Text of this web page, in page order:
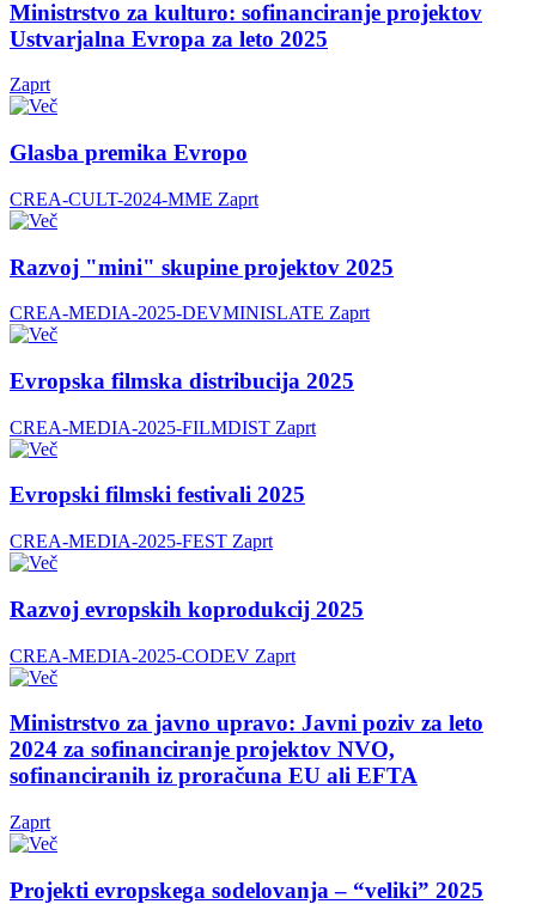
Ministrstvo za kulturo: sofinanciranje projektov
Ustvarjalna Evropa za leto 2025
Zaprt
Glasba premika Evropo
CREA-CULT-2024-MME Zaprt
Razvoj "mini" skupine projektov 2025
CREA-MEDIA-2025-DEVMINISLATE Zaprt
Evropska filmska distribucija 2025
CREA-MEDIA-2025-FILMDIST Zaprt
Evropski filmski festivali 2025
CREA-MEDIA-2025-FEST Zaprt
Razvoj evropskih koprodukcij 2025
CREA-MEDIA-2025-CODEV Zaprt
Ministrstvo za javno upravo: Javni poziv za leto
2024 za sofinanciranje projektov NVO,
sofinanciranih iz proračuna EU ali EFTA
Zaprt
Projekti evropskega sodelovanja – “veliki” 2025